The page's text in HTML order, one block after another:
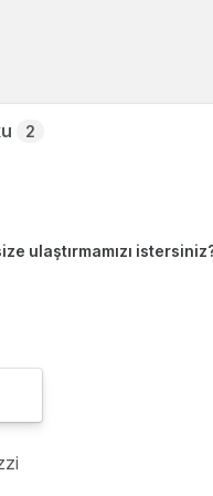
2
ulaştırmamızı